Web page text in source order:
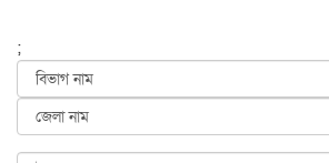
পৃথিবীর দিকে আসছে বিধ্বংসী বস্তু,
আন্তর্জাতিক
কেনিয়ায় ১৫ হাতির রহস্যজনক
;